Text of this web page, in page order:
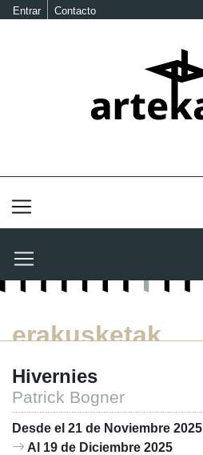
Entrar Contacto
erakusketak
Hivernies
Patrick Bogner
Desde el 21 de Noviembre 2025
Al 19 de Diciembre 2025